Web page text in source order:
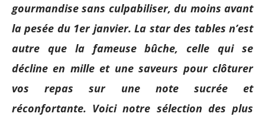
gourmandise sans culpabiliser, du moins avant
la pesée du 1er janvier. La star des tables n’est
autre que la fameuse bûche, celle qui se
décline en mille et une saveurs pour clôturer
vos repas sur une note sucrée et
réconfortante. Voici notre sélection des plus